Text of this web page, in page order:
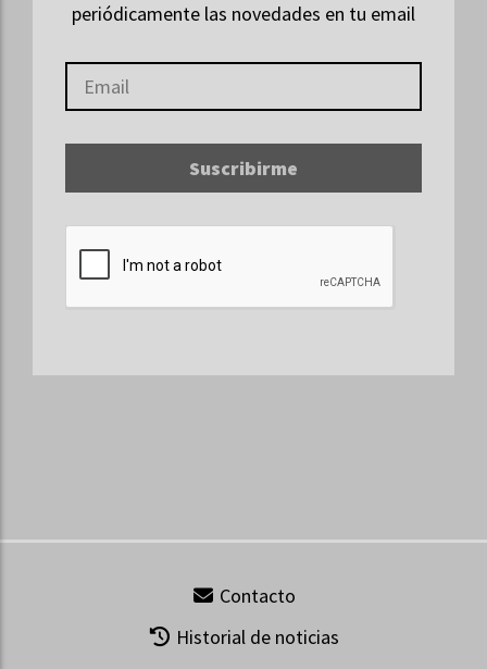
periódicamente las novedades en tu email
Suscribirme
Contacto
Historial de noticias